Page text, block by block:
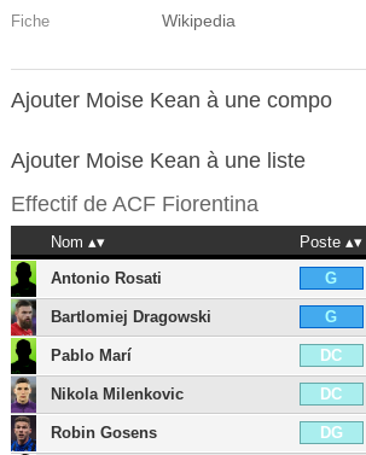
Fiche Wikipedia
Ajouter Moise Kean à une compo
Ajouter Moise Kean à une liste
Effectif de ACF Fiorentina
Nom Poste
Antonio Rosati
G
Bartlomiej Dragowski G
Pablo Marí DC
Nikola Milenkovic DC
Robin Gosens DG